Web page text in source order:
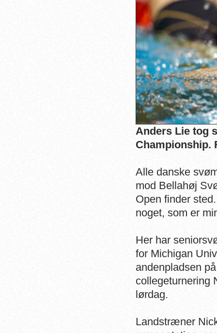
Anders Lie tog
Championship.
Alle danske
mod Bellahøj
Open finder
noget, som er
Her har
for Michigan
andenpladsen
collegeturnering
lørdag.
Landstræner